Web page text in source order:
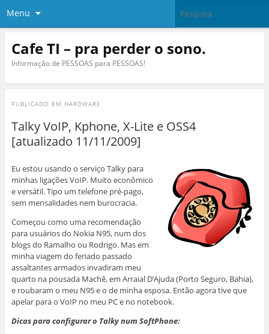
Menu
Cafe TI – pra perder o sono.
Informação de PESSOAS para PESSOAS!
PUBLICADO EM HARDWARE
Talky VoIP, Kphone, X-Lite e OSS4
[atualizado 11/11/2009]
Eu estou usando o serviço Talky para
minhas ligações VoIP. Muito econômico
e versátil. Tipo um telefone pré-pago,
sem mensalidades nem burocracia.
Começou como uma recomendação
para usuários do Nokia N95, num dos
blogs do Ramalho ou Rodrigo. Mas em
minha viagem do feriado passado
assaltantes armados invadiram meu
quarto na pousada Machê, em Arraial D’Ajuda (Porto Seguro, Bahia),
e roubaram o meu N95 e o de minha esposa. Então agora tive que
apelar para o VoIP no meu PC e no notebook.
Dicas para configurar o Talky num SoftPhone: